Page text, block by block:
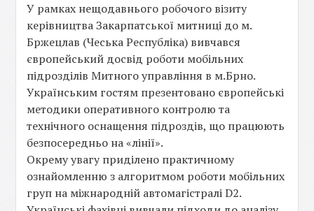
У рамках нещодавнього робочого візиту
керівництва Закарпатської митниці до м.
Бржецлав (Чеська Республіка) вивчався
європейський досвід роботи мобільних
підрозділів Митного управління в м.Брно.
Українським гостям презентовано європейські
методики оперативного контролю та
технічного оснащення підроздів, що працюють
безпосередньо на «лінії».
Окрему увагу приділено практичному
ознайомленню з алгоритмом роботи мобільних
груп на міжнародній автомагістралі D2.